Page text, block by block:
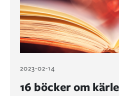
2023-02-14
16 böcker om